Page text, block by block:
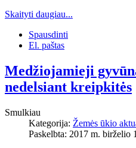
Skaityti daugiau...
Spausdinti
El. paštas
Medžiojamieji
nedelsiant kreipkitės
Smulkiau
Kategorija: Žemės ūkio
Paskelbta: 2017 m. birželio